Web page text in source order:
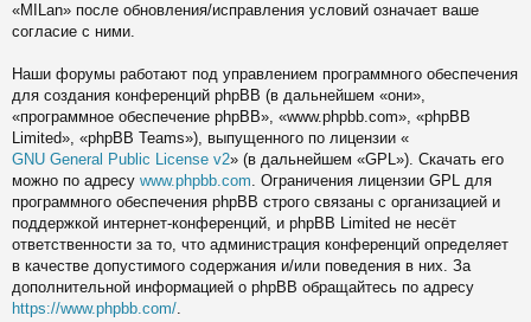
«MILan» после обновления/исправления условий означает ваше
согласие с ними.
Наши форумы работают под управлением программного обеспечения
для создания конференций phpBB (в дальнейшем «они»,
«программное обеспечение phpBB», «www.phpbb.com», «phpBB
Limited», «phpBB Teams»), выпущенного по лицензии «
GNU General Public License v2» (в дальнейшем «GPL»). Скачать его
можно по адресу www.phpbb.com . Ограничения лицензии GPL для
программного обеспечения phpBB строго связаны с организацией и
поддержкой интернет-конференций, и phpBB Limited не несёт
ответственности за то, что администрация конференций определяет
в качестве допустимого содержания и/или поведения в них. За
дополнительной информацией о phpBB обращайтесь по адресу
https://www.phpbb.com/